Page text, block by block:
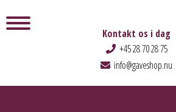
Kontakt os i dag
+45 28 70 28 75
info@gaveshop.nu